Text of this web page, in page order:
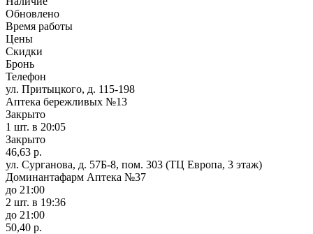
Обновлено
Время работы
Цены
Скидки
Бронь
Телефон
ул. Притыцкого, д. 115-198
Аптека бережливых №13
Закрыто
1 шт. в 20:05
Закрыто
46,63 р.
ул. Сурганова, д. 57Б-8, пом. 303 (ТЦ Европа, 3 этаж)
Доминантафарм Аптека №37
до 21:00
2 шт. в 19:36
до 21:00
50,40 р.